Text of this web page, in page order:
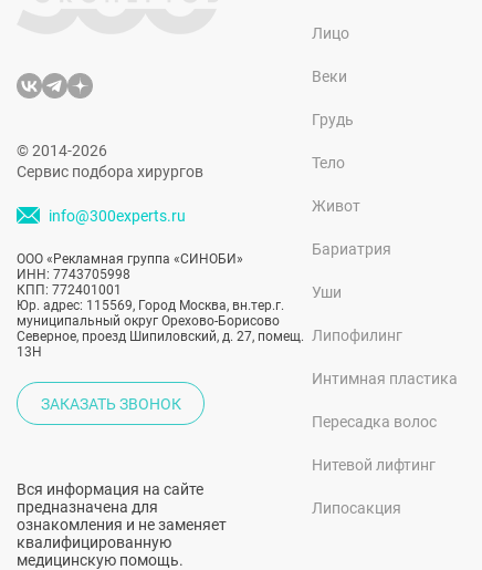
© 2014-2026
Сервис подбора хирургов
info@300experts.ru
ООО «Рекламная группа «СИНОБИ»
ИНН: 7743705998
КПП: 772401001
Юр. адрес: 115569, Город Москва, вн.тер.г.
муниципальный округ Орехово-Борисово
Северное, проезд Шипиловский, д. 27, помещ.
13Н
ЗАКАЗАТЬ ЗВОНОК
Вся информация на сайте
предназначена для
ознакомления и не заменяет
квалифицированную
медицинскую помощь.
Лицо
Веки
Грудь
Тело
Живот
Бариатрия
Уши
Липофилинг
Интимная пластика
Пересадка волос
Нитевой лифтинг
Липосакция